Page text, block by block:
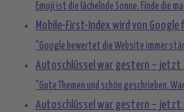
Emoji ist die lächelnde Sonne. Finde die
Mobile-First-Index wird von
"Google bewertet die Website immer
Autoschlüssel war gestern – jetzt
"Gute Themen und schön geschrieben.
Autoschlüssel war gestern – jetzt